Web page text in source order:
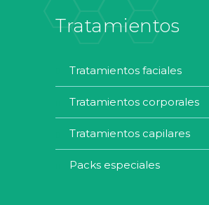
Tratamientos
tratamientos faciales
tratamientos corporales
tratamientos capilares
packs especiales